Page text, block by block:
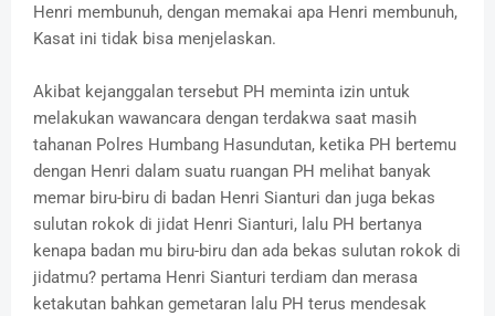
Henri membunuh, dengan memakai apa Henri membunuh,
Kasat ini tidak bisa menjelaskan.
Akibat kejanggalan tersebut PH meminta izin untuk
melakukan wawancara dengan terdakwa saat masih
tahanan Polres Humbang Hasundutan, ketika PH bertemu
dengan Henri dalam suatu ruangan PH melihat banyak
memar biru-biru di badan Henri Sianturi dan juga bekas
sulutan rokok di jidat Henri Sianturi, lalu PH bertanya
kenapa badan mu biru-biru dan ada bekas sulutan rokok di
jidatmu? pertama Henri Sianturi terdiam dan merasa
ketakutan bahkan gemetaran lalu PH terus mendesak